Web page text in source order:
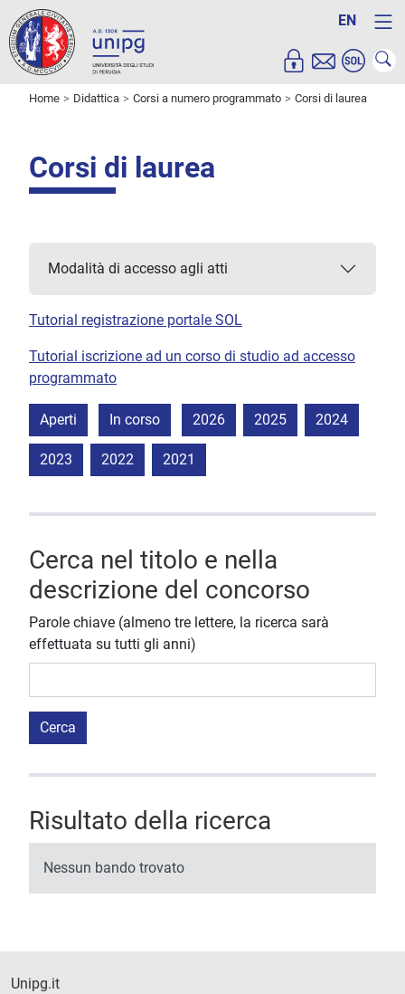
EN
Home Didattica Corsi a numero programmato Corsi di laurea
Corsi di laurea
Modalità di accesso agli atti
Tutorial registrazione portale SOL
Tutorial iscrizione ad un corso di studio ad accesso
programmato
Aperti In corso 2026 2025 2024
2023 2022 2021
Cerca nel titolo e nella
descrizione del concorso
Parole chiave (almeno tre lettere, la ricerca sarà
effettuata su tutti gli anni)
Cerca
Risultato della ricerca
Nessun bando trovato
Unipg.it